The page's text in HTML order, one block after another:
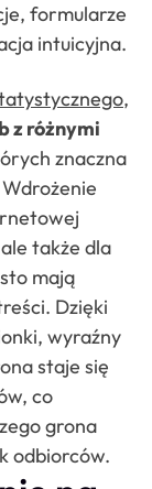
formularze
intuicyjna.
,
z różnymi
znaczna
także dla
mają
Dzięki
wyraźny
staje się
co
grona
odbiorców.